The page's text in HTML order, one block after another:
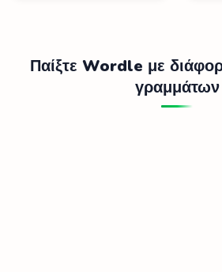
Παίξτε Wordle με
γραμμάτων